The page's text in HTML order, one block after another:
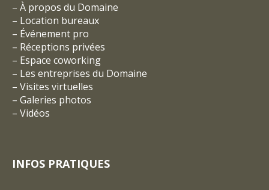
– À propos du Domaine
– Location bureaux
– Événement pro
– Réceptions privées
– Espace coworking
– Les entreprises du Domaine
– Visites virtuelles
– Galeries photos
– Vidéos
INFOS PRATIQUES